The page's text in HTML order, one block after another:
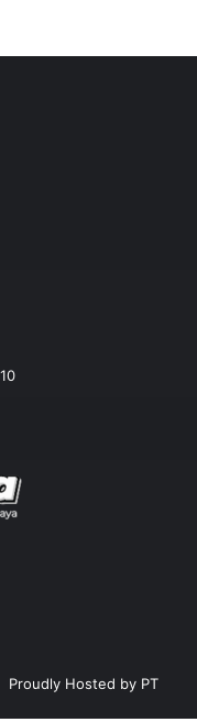
Proudly Hosted by PT